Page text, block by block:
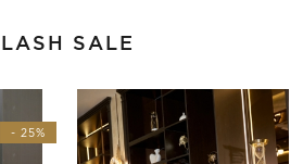
SALE